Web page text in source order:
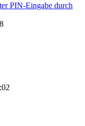
PIN-Eingabe durch